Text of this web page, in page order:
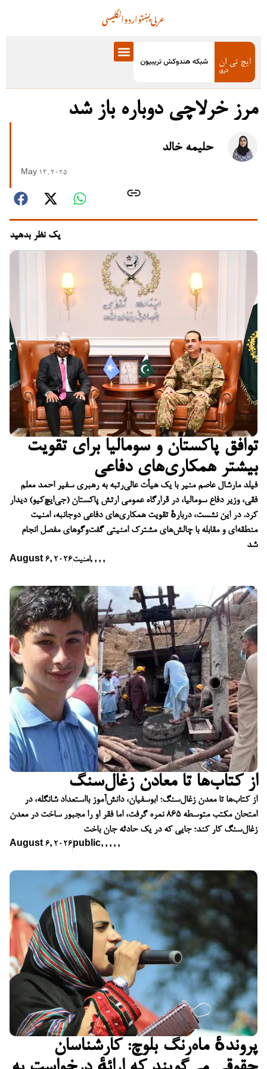
انگلیسیاردوپښتوعربی
توافق پاکستان و سومالیا برای تقویت
بیشتر همکاری‌های دفاعی
فیلد مارشال عاصم منیر با یک هیأت عالی‌رتبه به رهبری سفیر احمد معلم
فقی، وزیر دفاع سومالیا، در قرارگاه عمومی ارتش پاکستان (جی‌ایچ‌کیو) دیدار
کرد. در این نشست، دربارهٔ تقویت همکاری‌های دفاعی دوجانبه، امنیت
منطقه‌ای و مقابله با چالش‌های مشترک امنیتی گفت‌وگوهای مفصل انجام
شد
August 6, 2026امنیت, , , ,
از کتاب‌ها تا معادن زغال‌سنگ
از کتاب‌ها تا معدن زغال‌سنگ؛ ابوسفیان، دانش‌آموز بااستعداد شانگله، در
امتحان مکتب متوسطه ۸۶۵ نمره گرفت، اما فقر او را مجبور ساخت در معدن
زغال‌سنگ کار کند؛ جایی که در یک حادثه جان باخت
August 6, 2026 public, , , , ,
پروندهٔ ماه‌رنگ بلوچ: کارشناسان
مرز خرلاچی دوباره باز شد
حلیمه خالد
May 13, 2025
یک نظر بدهید